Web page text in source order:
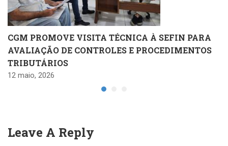
CGM PROMOVE VISITA TÉCNICA À SEFIN PARA
AVALIAÇÃO DE CONTROLES E PROCEDIMENTOS
TRIBUTÁRIOS
12 maio, 2026
Leave A Reply